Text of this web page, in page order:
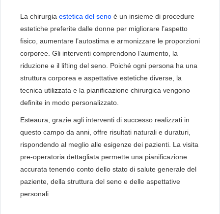
La chirurgia estetica del seno è un insieme di procedure
estetiche preferite dalle donne per migliorare l’aspetto
fisico, aumentare l’autostima e armonizzare le proporzioni
corporee. Gli interventi comprendono l’aumento, la
riduzione e il lifting del seno. Poiché ogni persona ha una
struttura corporea e aspettative estetiche diverse, la
tecnica utilizzata e la pianificazione chirurgica vengono
definite in modo personalizzato.
Esteaura, grazie agli interventi di successo realizzati in
questo campo da anni, offre risultati naturali e duraturi,
rispondendo al meglio alle esigenze dei pazienti. La visita
pre-operatoria dettagliata permette una pianificazione
accurata tenendo conto dello stato di salute generale del
paziente, della struttura del seno e delle aspettative
personali.